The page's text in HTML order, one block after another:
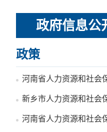
政府信息公
政策